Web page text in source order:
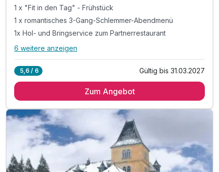
1 x "Fit in den Tag" - Frühstück
1 x romantisches 3-Gang-Schlemmer-Abendmenü
1x Hol- und Bringservice zum Partnerrestaurant
Alle Inklusivleistungen
1 x "Fit in den Tag" - Frühstück
1x Hol- und Bringservice zum Partnerrestaurant
1 x prickelnder Prosecco für die Zeit zu Zweit
1 x süße Versuchung auf dem Zimmer
1 x romantische Zimmerdekoration
inkl. auf Wunsch Gratis Frühstücks-Zimmerservice
6 weitere anzeigen
5,6 / 6 Gültig bis 31.03.2027
Zum Angebot